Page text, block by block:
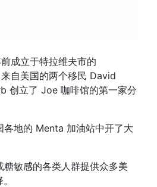
成立于特拉维夫市的
自美国的两个移民 David
创立了 Joe 咖啡馆的第一家分
地的 Menta 加油站中开了大
敏感的各类人群提供众多美